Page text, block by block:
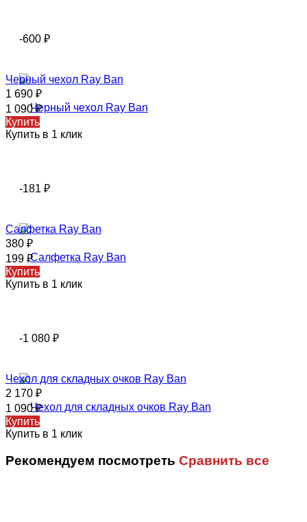
-600 ₽
Черный чехол Ray Ban
1 690 ₽
1 090₽
Купить
Купить в 1 клик
-181 ₽
Салфетка Ray Ban
380 ₽
199 ₽
Купить
Купить в 1 клик
-1 080 ₽
Чехол для складных очков Ray Ban
2 170 ₽
1 090₽
Купить
Купить в 1 клик
Рекомендуем посмотреть Сравнить все